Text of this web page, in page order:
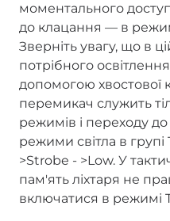
моментального
до клацання — в
Зверніть увагу, що в
потрібного
допомогою хвостової
перемикач служить
режимів і переходу
режими світла в
>Strobe - >Low. У
пам'ять ліхтаря не
включатися в режимі